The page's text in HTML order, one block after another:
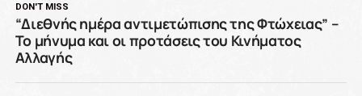
DON'T MISS
“Διεθνής ημέρα αντιμετώπισης της Φτώχειας” –
Το μήνυμα και οι προτάσεις του Κινήματος
Αλλαγής